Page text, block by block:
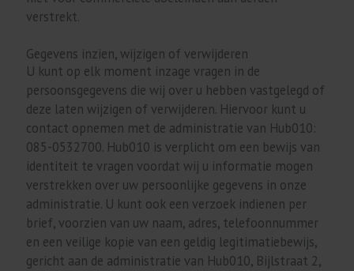
verstrekt.
Gegevens inzien, wijzigen of verwijderen
U kunt op elk moment inzage vragen in de
persoonsgegevens die wij over u hebben vastgelegd of
deze laten wijzigen of verwijderen. Hiervoor kunt u
contact opnemen met de administratie van Hub010:
085-0532700. Hub010 is verplicht om een bewijs van
identiteit te vragen voordat wij u informatie mogen
verstrekken over uw persoonlijke gegevens in onze
administratie. U kunt ook een verzoek indienen per
brief, voorzien van uw naam, adres, telefoonnummer
en een veilige kopie van een geldig legitimatiebewijs,
gericht aan de administratie van Hub010, Bijlstraat 2,